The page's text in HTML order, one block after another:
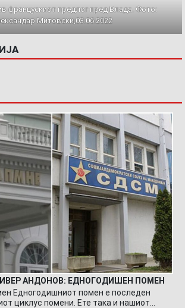
францускиот предлог пред Влада. Фото:
Митовски,03.06.2022
АНДОНОВ: ЕДНОГОДИШЕН ПОМЕН
Едногодишниот помен е последен
циклус помени. Ете така и нашиот…